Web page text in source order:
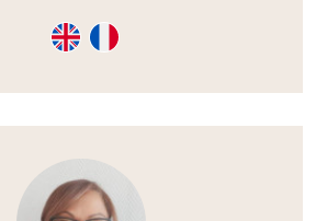
Consultation
en
Consultation
en